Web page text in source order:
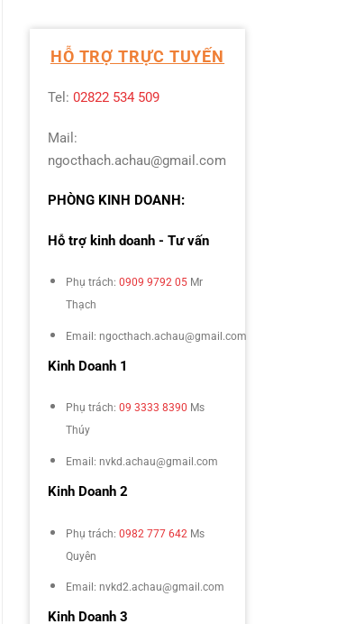
HỖ TRỢ TRỰC TUYẾN
Tel: 02822 534 509
Mail:
ngocthach.achau@gmail.com
PHÒNG KINH DOANH:
Hỗ trợ kinh doanh - Tư vấn
Phụ trách: 0909 9792 05 Mr
Thạch
Email: ngocthach.achau@gmail.com
Kinh Doanh 1
Phụ trách: 09 3333 8390 Ms
Thúy
Email: nvkd.achau@gmail.com
Kinh Doanh 2
Phụ trách: 0982 777 642 Ms
Quyên
Email: nvkd2.achau@gmail.com
Kinh Doanh 3